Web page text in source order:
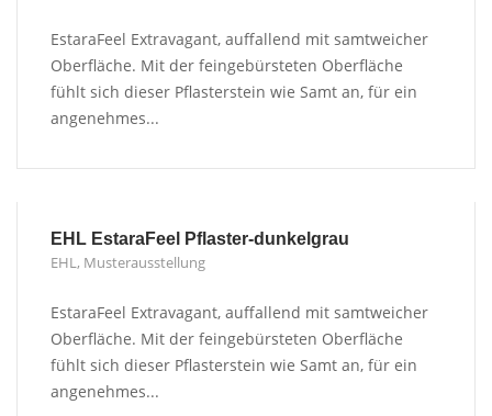
EstaraFeel Extravagant, auffallend mit samtweicher
Oberfläche. Mit der feingebürsteten Oberfläche
fühlt sich dieser Pflasterstein wie Samt an, für ein
angenehmes...
EHL EstaraFeel Pflaster-dunkelgrau
EHL, Musterausstellung
EstaraFeel Extravagant, auffallend mit samtweicher
Oberfläche. Mit der feingebürsteten Oberfläche
fühlt sich dieser Pflasterstein wie Samt an, für ein
angenehmes...